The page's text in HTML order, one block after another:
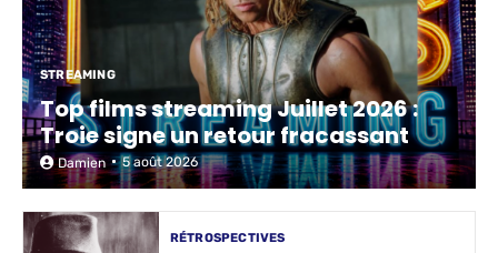
STREAMING
Top films streaming Juillet 2026 :
Troie signe un retour fracassant
Damien 5 août 2026
RÉTROSPECTIVES